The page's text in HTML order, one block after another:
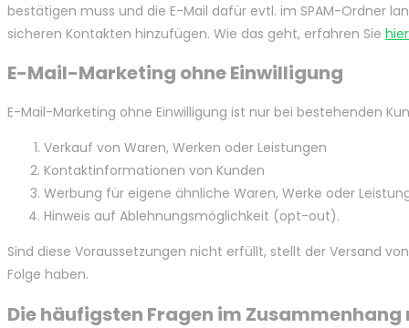
bestätigen muss und die E-Mail dafür evtl. im SPAM-Ordner
sicheren Kontakten hinzufügen. Wie das geht, erfahren Sie hier
E-Mail-Marketing ohne Einwilligung
E-Mail-Marketing ohne Einwilligung ist nur bei bestehenden
Verkauf von Waren, Werken oder Leistungen
Kontaktinformationen von Kunden
Werbung für eigene ähnliche Waren, Werke oder
Hinweis auf Ablehnungsmöglichkeit (opt-out).
Sind diese Voraussetzungen nicht erfüllt, stellt der Versand
Folge haben.
Die häufigsten Fragen im Zusammenhang